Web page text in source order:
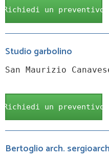
Richiedi un preventivo
Studio garbolino
San Maurizio
Richiedi un preventivo
Bertoglio arch.